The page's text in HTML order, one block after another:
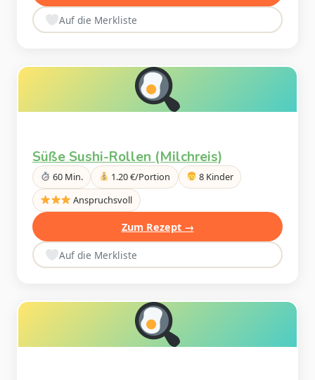
Auf die Merkliste
Süße Sushi-Rollen (Milchreis)
60 Min. 1.20 €/Portion
8 Kinder
Anspruchsvoll
Zum Rezept →
Auf die Merkliste